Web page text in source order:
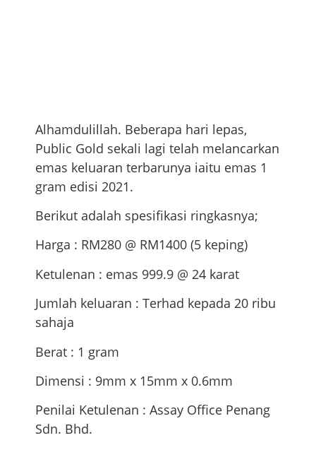
Alhamdulillah. Beberapa hari lepas,
Public Gold sekali lagi telah melancarkan
emas keluaran terbarunya iaitu emas 1
gram edisi 2021.
Berikut adalah spesifikasi ringkasnya;
Harga : RM280 @ RM1400 (5 keping)
Ketulenan : emas 999.9 @ 24 karat
Jumlah keluaran : Terhad kepada 20 ribu
sahaja
Berat : 1 gram
Dimensi : 9mm x 15mm x 0.6mm
Penilai Ketulenan : Assay Office Penang
Sdn. Bhd.